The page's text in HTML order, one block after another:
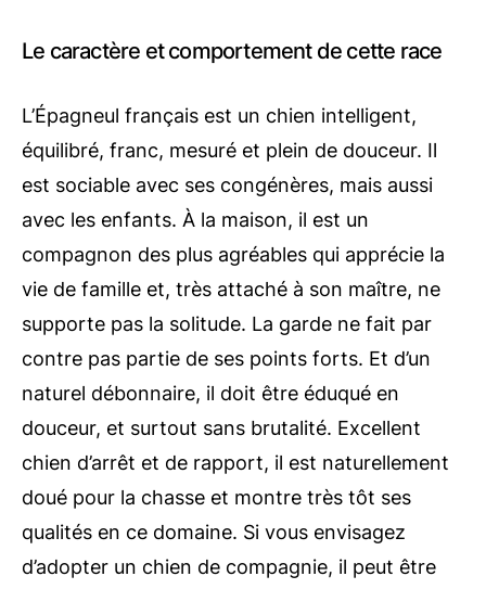
Le caractère et comportement de cette race
L’Épagneul français est un chien intelligent,
équilibré, franc, mesuré et plein de douceur. Il
est sociable avec ses congénères, mais aussi
avec les enfants. À la maison, il est un
compagnon des plus agréables qui apprécie la
vie de famille et, très attaché à son maître, ne
supporte pas la solitude. La garde ne fait par
contre pas partie de ses points forts. Et d’un
naturel débonnaire, il doit être éduqué en
douceur, et surtout sans brutalité. Excellent
chien d’arrêt et de rapport, il est naturellement
doué pour la chasse et montre très tôt ses
qualités en ce domaine. Si vous envisagez
d’adopter un chien de compagnie, il peut être